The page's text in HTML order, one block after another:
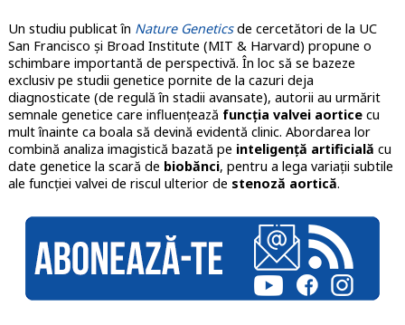
Un studiu publicat în Nature Geneticsde cercetători de la UC
San Francisco și Broad Institute (MIT & Harvard) propune o
schimbare importantă de perspectivă. În loc să se bazeze
exclusiv pe studii genetice pornite de la cazuri deja
diagnosticate (de regulă în stadii avansate), autorii au urmărit
semnale genetice care influențează funcția valvei aorticecu
mult înainte ca boala să devină evidentă clinic. Abordarea lor
combină analiza imagistică bazată pe inteligență artificială cu
date genetice la scară de biobănci, pentru a lega variații subtile
ale funcției valvei de riscul ulterior de stenoză aortică.